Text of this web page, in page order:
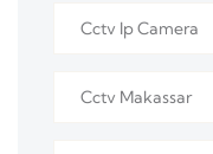
Cctv Ip Camera
Cctv Makassar